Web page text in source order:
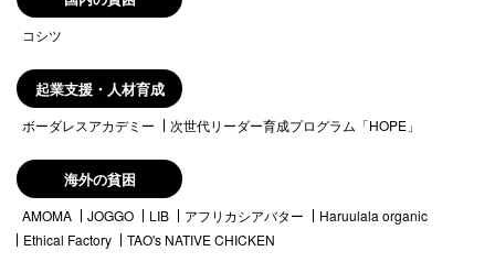
コシツ
起業支援・人材育成
ボーダレスアカデミー 次世代リーダー育成プログラム「HOPE」
海外の貧困
AMOMA JOGGO LIB アフリカシアバター
Haruulala organic
Ethical Factory
TAO's NATIVE CHICKEN